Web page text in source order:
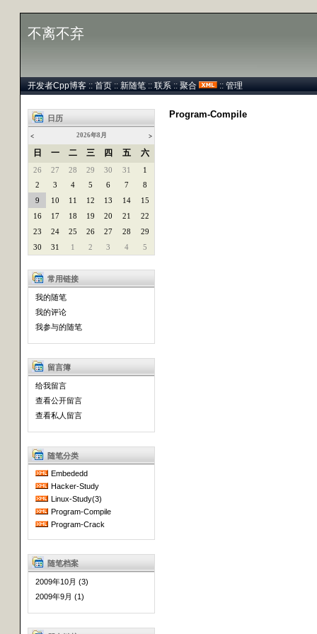
不离不弃
开发者Cpp博客 :: 首页 :: 新随笔 :: 联系 :: 聚合 :: 管理
日历
< 2026年8月 >
日 一 二 三 四 五 六
26 27 28 29 30 31
1
2
3 4 5 6 7
8
9
10 11 12 13 14
15
16
17 18 19 20 21
22
23
24 25 26 27 28
29
30
31 1 2 3 4 5
常用链接
我的随笔
我的评论
我参与的随笔
留言簿
给我留言
查看公开留言
查看私人留言
随笔分类
Embededd
Hacker-Study
Linux-Study(3)
Program-Compile
Program-Crack
随笔档案
2009年10月 (3)
2009年9月 (1)
Program-Compile